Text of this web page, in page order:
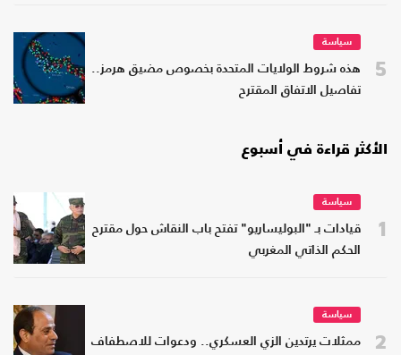
5
سياسة
هذه شروط الولايات المتحدة بخصوص مضيق هرمز..
تفاصيل الاتفاق المقترح
الأكثر قراءة في أسبوع
1
سياسة
قيادات بـ "البوليساريو" تفتح باب النقاش حول مقترح
الحكم الذاتي المغربي
2
سياسة
ممثلات يرتدين الزي العسكري.. ودعوات للاصطفاف